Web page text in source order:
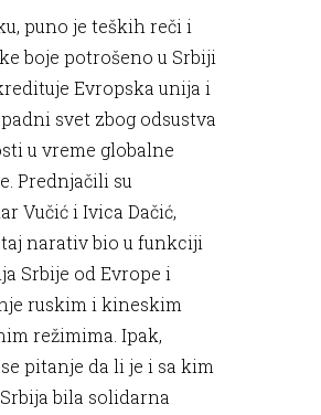
puno je teških reči i
boje potrošeno u Srbiji
Evropska unija i
svet zbog odsustva
u vreme globalne
Prednjačili su
Vučić i Ivica Dačić,
narativ bio u funkciji
Srbije od Evrope i
ruskim i kineskim
režimima. Ipak,
pitanje da li je i sa kim
bila solidarna